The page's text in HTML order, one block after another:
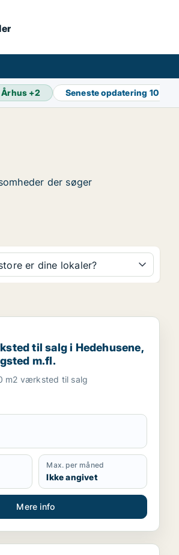
Århus +2 Seneste opdatering 10
der søger
er dine lokaler?
Næstved eller Tappernøje
til salg i Hedehusene, Greve eller
til salg i Hedehusene,
m.fl.
m2 værksted til salg
Max. per måned
Ikke angivet
Mere info